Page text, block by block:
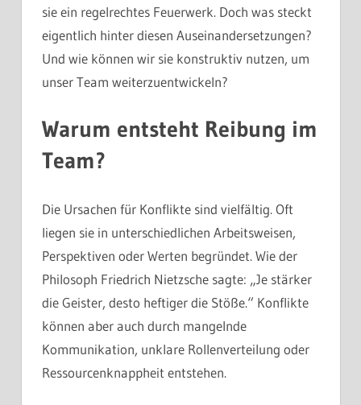
sie ein regelrechtes Feuerwerk. Doch was steckt
eigentlich hinter diesen Auseinandersetzungen?
Und wie können wir sie konstruktiv nutzen, um
unser Team weiterzuentwickeln?
Warum entsteht Reibung im
Team?
Die Ursachen für Konflikte sind vielfältig. Oft
liegen sie in unterschiedlichen Arbeitsweisen,
Perspektiven oder Werten begründet. Wie der
Philosoph Friedrich Nietzsche sagte: „Je stärker
die Geister, desto heftiger die Stöße.“ Konflikte
können aber auch durch mangelnde
Kommunikation, unklare Rollenverteilung oder
Ressourcenknappheit entstehen.